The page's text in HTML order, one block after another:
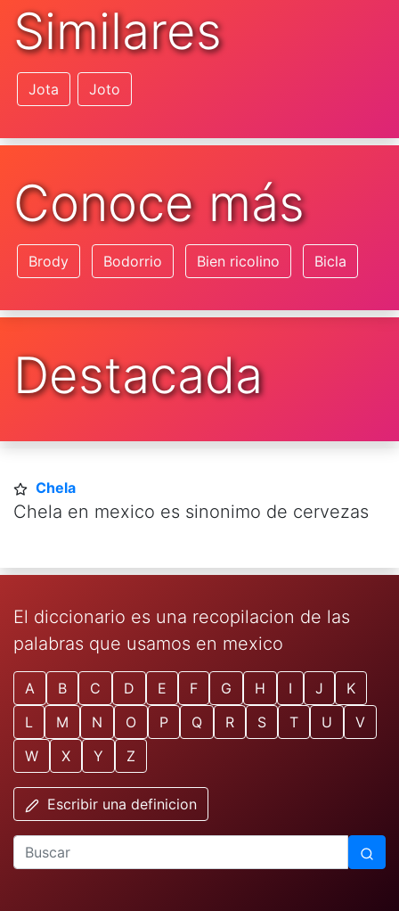
Similares
Jota Joto
Conoce más
Brody Bodorrio Bien ricolino Bicla
Destacada
Chela
Chela en mexico es sinonimo de cervezas
El diccionario es una recopilacion de las
palabras que usamos en mexico
A B C D E F G H I J
K
L
M N O P Q R S T U
V
W
X Y Z
Escribir una definicion